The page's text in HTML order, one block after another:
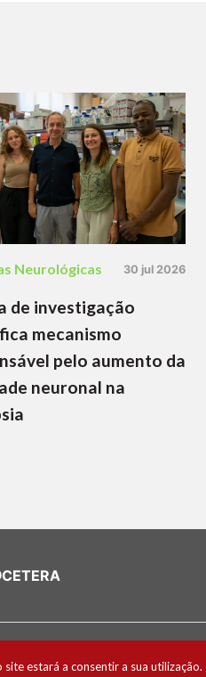
Neurológicas 30 jul 2026
de investigação
mecanismo
pelo aumento da
neuronal na
estará a consentir a sua utilização.